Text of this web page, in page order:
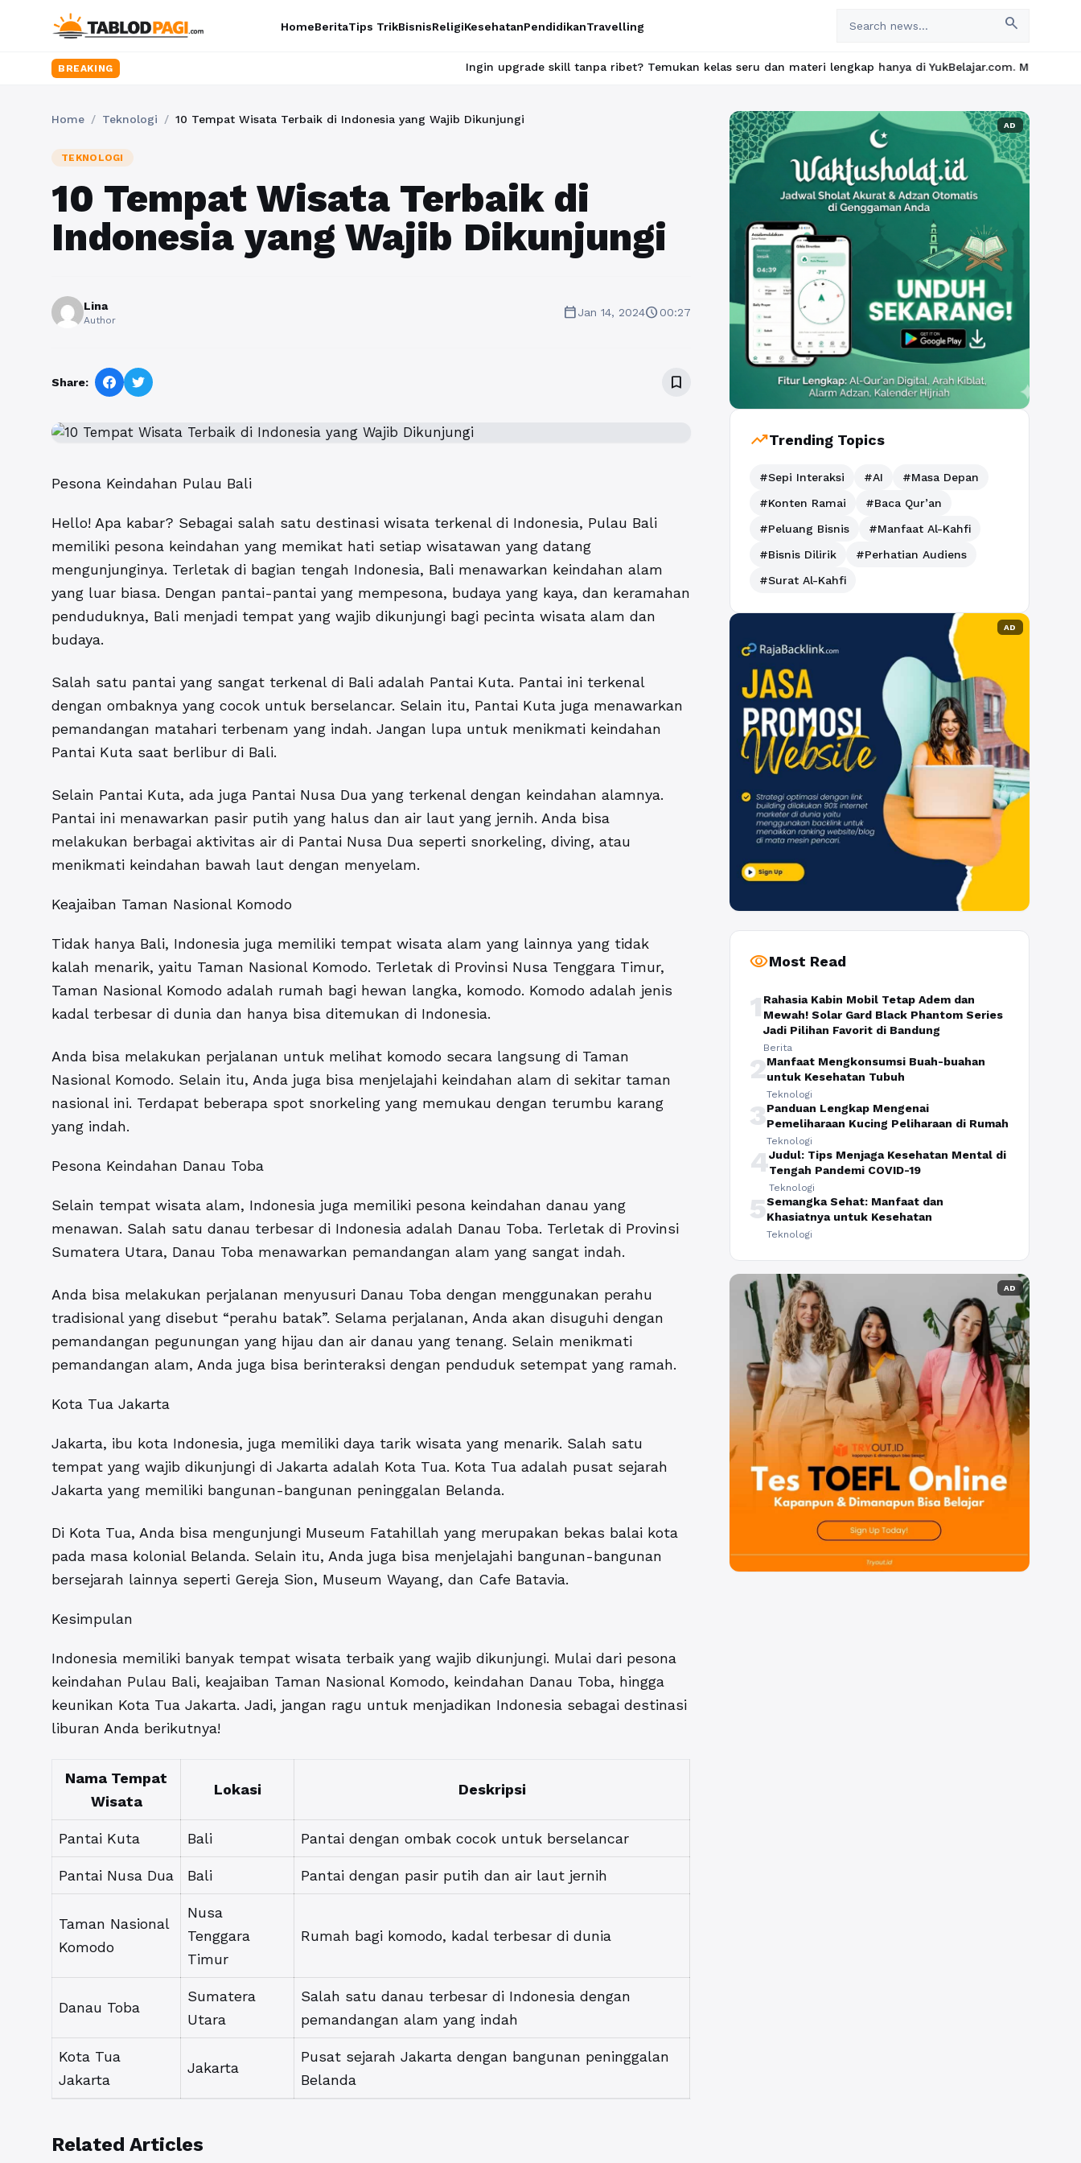
HomeBeritaTips TrikBisnisReligiKesehatanPendidikanTravelling search
BREAKING Ingin upgrade skill tanpa ribet? Temukan kelas seru dan materi lengkap hanya di YukBelajar.com. Mulai langkah
Home / Teknologi / 10 Tempat Wisata Terbaik di Indonesia yang Wajib Dikunjungi
TEKNOLOGI
10 Tempat Wisata Terbaik di
Indonesia yang Wajib Dikunjungi
Lina
Author calendar_todayJan 14, 2024schedule00:27
Share: bookmark_border
Pesona Keindahan Pulau Bali
Hello! Apa kabar? Sebagai salah satu destinasi wisata terkenal di Indonesia, Pulau Bali
memiliki pesona keindahan yang memikat hati setiap wisatawan yang datang
mengunjunginya. Terletak di bagian tengah Indonesia, Bali menawarkan keindahan alam
yang luar biasa. Dengan pantai-pantai yang mempesona, budaya yang kaya, dan keramahan
penduduknya, Bali menjadi tempat yang wajib dikunjungi bagi pecinta wisata alam dan
budaya.
Salah satu pantai yang sangat terkenal di Bali adalah Pantai Kuta. Pantai ini terkenal
dengan ombaknya yang cocok untuk berselancar. Selain itu, Pantai Kuta juga menawarkan
pemandangan matahari terbenam yang indah. Jangan lupa untuk menikmati keindahan
Pantai Kuta saat berlibur di Bali.
Selain Pantai Kuta, ada juga Pantai Nusa Dua yang terkenal dengan keindahan alamnya.
Pantai ini menawarkan pasir putih yang halus dan air laut yang jernih. Anda bisa
melakukan berbagai aktivitas air di Pantai Nusa Dua seperti snorkeling, diving, atau
menikmati keindahan bawah laut dengan menyelam.
Keajaiban Taman Nasional Komodo
Tidak hanya Bali, Indonesia juga memiliki tempat wisata alam yang lainnya yang tidak
kalah menarik, yaitu Taman Nasional Komodo. Terletak di Provinsi Nusa Tenggara Timur,
Taman Nasional Komodo adalah rumah bagi hewan langka, komodo. Komodo adalah jenis
kadal terbesar di dunia dan hanya bisa ditemukan di Indonesia.
Anda bisa melakukan perjalanan untuk melihat komodo secara langsung di Taman
Nasional Komodo. Selain itu, Anda juga bisa menjelajahi keindahan alam di sekitar taman
nasional ini. Terdapat beberapa spot snorkeling yang memukau dengan terumbu karang
yang indah.
Pesona Keindahan Danau Toba
Selain tempat wisata alam, Indonesia juga memiliki pesona keindahan danau yang
menawan. Salah satu danau terbesar di Indonesia adalah Danau Toba. Terletak di Provinsi
Sumatera Utara, Danau Toba menawarkan pemandangan alam yang sangat indah.
Anda bisa melakukan perjalanan menyusuri Danau Toba dengan menggunakan perahu
tradisional yang disebut “perahu batak”. Selama perjalanan, Anda akan disuguhi dengan
pemandangan pegunungan yang hijau dan air danau yang tenang. Selain menikmati
pemandangan alam, Anda juga bisa berinteraksi dengan penduduk setempat yang ramah.
Kota Tua Jakarta
Jakarta, ibu kota Indonesia, juga memiliki daya tarik wisata yang menarik. Salah satu
tempat yang wajib dikunjungi di Jakarta adalah Kota Tua. Kota Tua adalah pusat sejarah
Jakarta yang memiliki bangunan-bangunan peninggalan Belanda.
Di Kota Tua, Anda bisa mengunjungi Museum Fatahillah yang merupakan bekas balai kota
pada masa kolonial Belanda. Selain itu, Anda juga bisa menjelajahi bangunan-bangunan
bersejarah lainnya seperti Gereja Sion, Museum Wayang, dan Cafe Batavia.
Kesimpulan
Indonesia memiliki banyak tempat wisata terbaik yang wajib dikunjungi. Mulai dari pesona
keindahan Pulau Bali, keajaiban Taman Nasional Komodo, keindahan Danau Toba, hingga
keunikan Kota Tua Jakarta. Jadi, jangan ragu untuk menjadikan Indonesia sebagai destinasi
liburan Anda berikutnya!
Nama Tempat
Wisata
Lokasi Deskripsi
Pantai Kuta Bali Pantai dengan ombak cocok untuk berselancar
Pantai Nusa Dua Bali Pantai dengan pasir putih dan air laut jernih
Taman Nasional
Komodo
Nusa
Tenggara
Timur
Rumah bagi komodo, kadal terbesar di dunia
Danau Toba
Sumatera
Utara
Salah satu danau terbesar di Indonesia dengan
pemandangan alam yang indah
Kota Tua
Jakarta
Jakarta
Pusat sejarah Jakarta dengan bangunan peninggalan
Belanda
Related Articles
AD
trending_upTrending Topics
#Sepi Interaksi #AI
#Masa Depan
#Konten Ramai
#Baca Qur’an
#Peluang Bisnis
#Manfaat Al-Kahfi
#Bisnis Dilirik
#Perhatian Audiens
#Surat Al-Kahfi
AD
visibilityMost Read
1 Rahasia Kabin Mobil Tetap Adem dan
Mewah! Solar Gard Black Phantom Series
Jadi Pilihan Favorit di Bandung
Berita
2Manfaat Mengkonsumsi Buah-buahan
untuk Kesehatan Tubuh
Teknologi
3Panduan Lengkap Mengenai
Pemeliharaan Kucing Peliharaan di Rumah
Teknologi
4Judul: Tips Menjaga Kesehatan Mental di
Tengah Pandemi COVID-19
Teknologi
5Semangka Sehat: Manfaat dan
Khasiatnya untuk Kesehatan
Teknologi
AD